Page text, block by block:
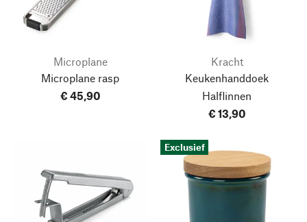
Microplane
Microplane rasp
€ 45,90
Kracht
Keukenhanddoek
Halflinnen
€ 13,90
Exclusief